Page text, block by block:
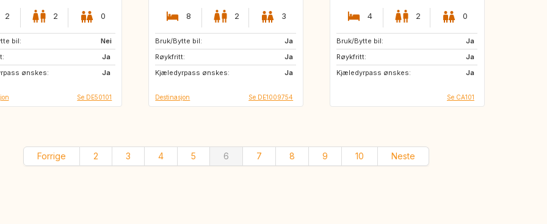
2 2 0
bil:
Nei
Ja
ønskes:
Ja
Se DE50101
8 2 3
Bruk/Bytte bil:
Ja
Røykfritt:
Ja
Kjæledyrpass ønskes:
Ja
AU
Destinasjon Se DE1009754
4 2 0
Bruk/Bytte bil:
Ja
Røykfritt:
Ja
Kjæledyrpass ønskes:
Ja
Se CA101
Forrige 2 3 4 5 6 7 8 9 10 Neste